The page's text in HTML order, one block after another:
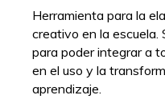
Herramienta para la
creativo en la escuela.
para poder integrar a
en el uso y la
aprendizaje.